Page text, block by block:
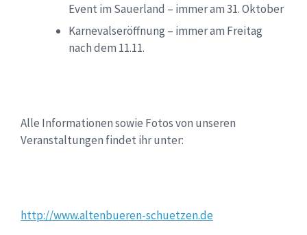
Event im Sauerland – immer am 31. Oktober
Karnevalseröffnung – immer am Freitag
nach dem 11.11.
Alle Informationen sowie Fotos von unseren
Veranstaltungen findet ihr unter:
http://www.altenbueren-schuetzen.de